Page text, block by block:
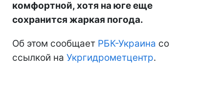
комфортной, хотя на юге еще
сохранится жаркая погода.
Об этом сообщает РБК-Украина со
ссылкой на Укргидрометцентр.